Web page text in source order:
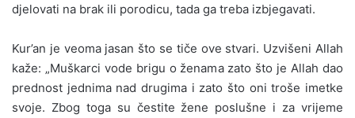
djelovati na brak ili porodicu, tada ga treba izbjegavati.
Kur’an je veoma jasan što se tiče ove stvari. Uzvišeni Allah
kaže: „Muškarci vode brigu o ženama zato što je Allah dao
prednost jednima nad drugima i zato što oni troše imetke
svoje. Zbog toga su čestite žene poslušne i za vrijeme